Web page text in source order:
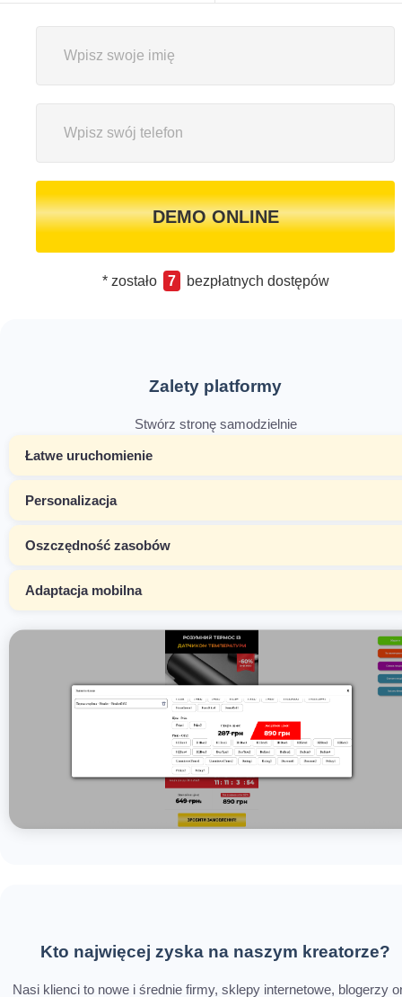
DEMO ONLINE
* zostało 7 bezpłatnych dostępów
Zalety platformy
Stwórz stronę samodzielnie
Łatwe uruchomienie
Personalizacja
Oszczędność zasobów
Adaptacja mobilna
Kto najwięcej zyska na naszym kreatorze?
Nasi klienci to nowe i średnie firmy, sklepy internetowe, blogerzy